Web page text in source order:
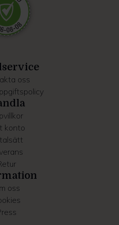
informationen med annan
eller som de har
tjänster.
oss
konto
oss